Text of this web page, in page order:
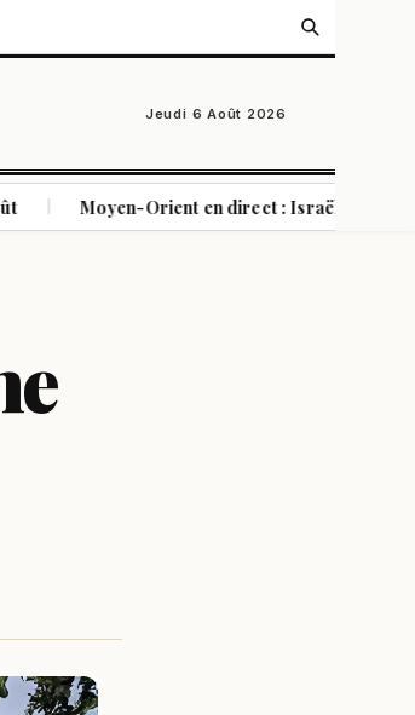
Jeudi 6 Août 2026
Orient en direct : Israël accusé de "crime